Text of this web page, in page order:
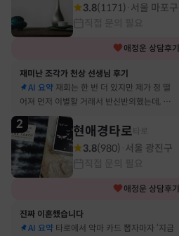
3.8(1171) 서울 마포구
애정운 상담후기
재미난 조각가 천상 선생님 후기
AI 요약 재회는 한 번 더 있지만 제가 정 떨
어져 먼저 이별할 거래서 반신반의했는데, 정
말 재회 후 제가 먼저 헤어지자고 했어요
2 현애경타로
3.8(980) 서울 광진구
애정운 상담후기
진짜 이혼했습니다
AI 요약 타로에서 악마 카드 뽑자마자 ‘지금